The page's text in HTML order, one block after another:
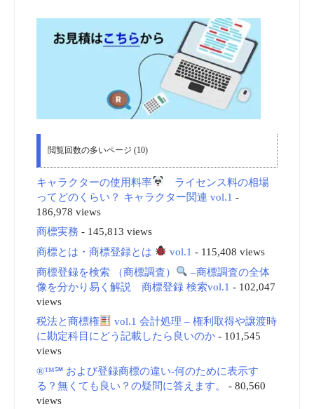
閲覧回数の多いページ (10)
キャラクターの使用料率
ライセンス料の相場
ってどのくらい？ キャラクター関連 vol.1 -
186,978 views
商標実務 - 145,813 views
商標とは・商標登録とは
vol.1 - 115,408 views
商標登録を検索 （商標調査）
–商標調査の全体
像を分かり易く解説 商標登録 検索vol.1 - 102,047
views
税法と商標権
vol.1 会計処理 – 権利取得や譲渡時
に勘定科目にどう記載したら良いのか- 101,545
views
®™℠ および登録商標の違い-何のために表示す
る？無くても良い？の疑問に答えます。
- 80,560
views